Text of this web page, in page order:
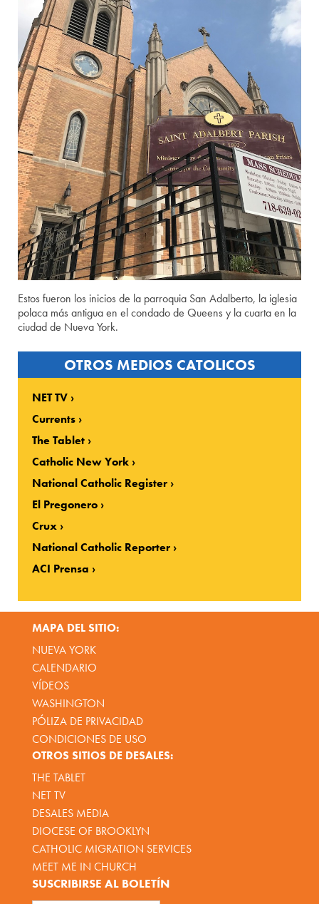
Estos fueron los inicios de la parroquia San Adalberto, la iglesia
polaca más antigua en el condado de Queens y la cuarta en la
ciudad de Nueva York.
OTROS MEDIOS CATOLICOS
NET TV
Currents
The Tablet
Catholic New York
National Catholic Register
El Pregonero
Crux
National Catholic Reporter
ACI Prensa
MAPA DEL SITIO:
NUEVA YORK
CALENDARIO
VÍDEOS
WASHINGTON
PÓLIZA DE PRIVACIDAD
CONDICIONES DE USO
OTROS SITIOS DE DESALES:
THE TABLET
NET TV
DESALES MEDIA
DIOCESE OF BROOKLYN
CATHOLIC MIGRATION SERVICES
MEET ME IN CHURCH
SUSCRIBIRSE AL BOLETÍN